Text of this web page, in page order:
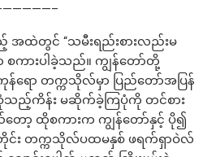
အထဲတွင် “သမီးရည်းစားလည်းမ
စကားပါခဲ့သည်။ ကျွန်တော်တို့
န်ရော တက္ကသိုလ်မှာ ပြည်တော်အပြန်
သည့်ကိန်း မဆိုက်ခဲ့ကြပုံကို တင်စား
ာ့ ထိုစကားက ကျွန်တော်နှင့် ပို၍
တက္ကသိုလ်ပထမနှစ် ဖရက်ရှာဝဲလ်